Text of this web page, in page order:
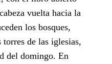
vuelta hacia la
los bosques,
de las iglesias,
del domingo. En